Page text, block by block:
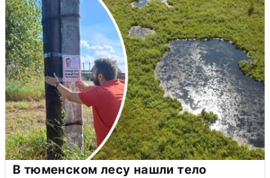
В тюменском лесу нашли тело